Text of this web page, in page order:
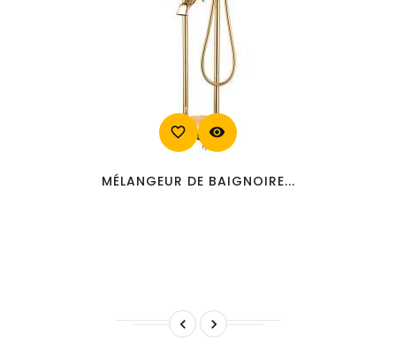
favorite_border visibility
MÉLANGEUR DE BAIGNOIRE...
 